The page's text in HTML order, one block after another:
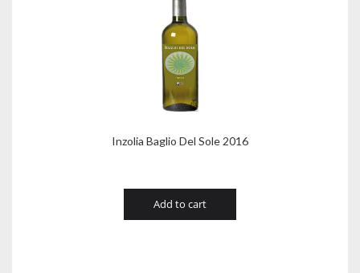
Inzolia Baglio Del Sole 2016
Add to cart